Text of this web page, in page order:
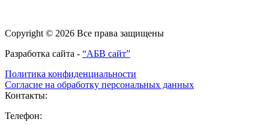
Copyright © 2026 Все права защищены
Разработка сайта - “АБВ сайт”
Политика конфиденциальности
Согласие на обработку персональных данных
Контакты:
Телефон: